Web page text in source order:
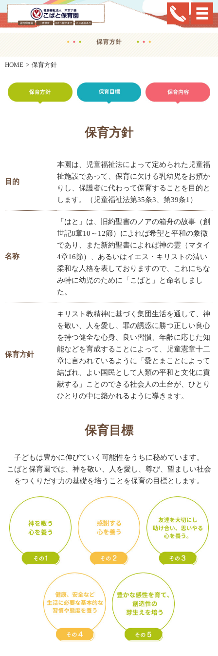
HOME 保育方針
保育方針
目的
本園は、児童福祉法によって定められた児童福
祉施設であって、保育に欠ける乳幼児をお預か
りし、保護者に代わって保育することを目的と
します。（児童福祉法第35条3、第39条1）
名称
「はと」は、旧約聖書のノアの箱舟の故事（創
世記8章10～12節）によれば希望と平和の象徴
であり、また新約聖書によれば神の霊（マタイ
4章16節）、あるいはイエス・キリストの清い
柔和な人格を表しておりますので、これにちな
み特に幼児のために「こばと」と命名しまし
た。
保育方針
キリスト教精神に基づく集団生活を通して、神
を敬い、人を愛し、罪の誘惑に勝つ正しい良心
を持つ健全な心身、良い習慣、年齢に応じた知
能などを育成することによって、児童憲章十二
章に言われているように「愛とまことによって
結ばれ、よい国民として人類の平和と文化に貢
献する」ことのできる社会人の土台が、ひとり
ひとりの中に築かれるように導きます。
保育目標
子どもは豊かに伸びていく可能性をうちに秘めています。
こばと保育園では、神を敬い、人を愛し、尊び、望ましい社会
をつくりだす力の基礎を培うことを保育の目標とします。